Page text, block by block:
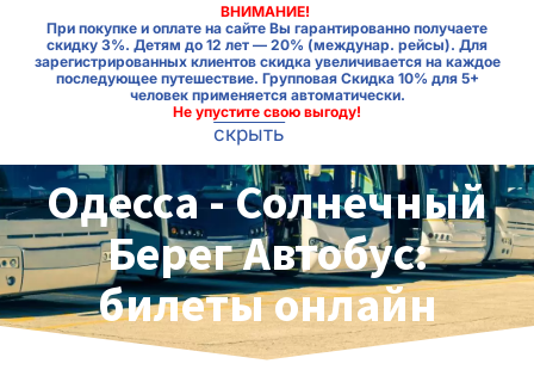
ВНИМАНИЕ!
При покупке и оплате на сайте Вы гарантированно получаете
скидку 3%. Детям до 12 лет — 20% (междунар. рейсы). Для
зарегистрированных клиентов скидка увеличивается на каждое
последующее путешествие. Групповая Скидка 10% для 5+
человек применяется автоматически.
Не упустите свою выгоду!
скрыть
Одесса - Солнечный
Берег Автобус:
билеты онлайн